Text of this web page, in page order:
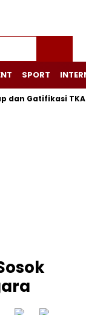
SPORT
dan Gatifikasi TKA